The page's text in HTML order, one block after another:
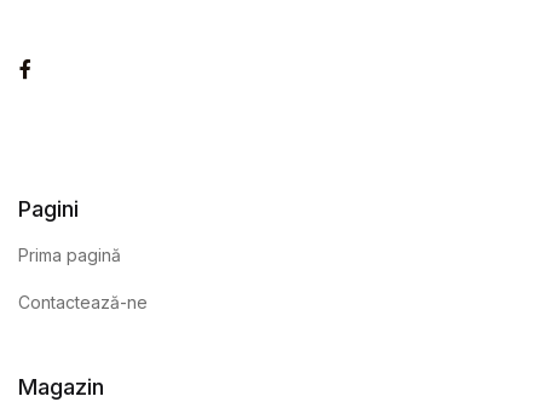
Pagini
Prima pagină
Contactează-ne
Magazin